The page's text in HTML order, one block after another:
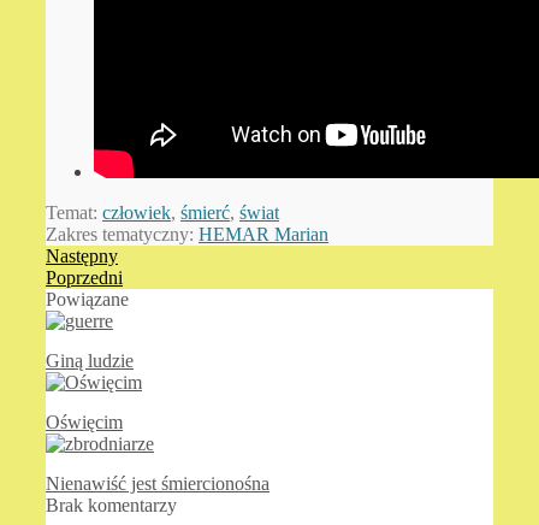
Temat: człowiek, śmierć, świat
Zakres tematyczny: HEMAR Marian
Następny
Poprzedni
Powiązane
Giną ludzie
Oświęcim
Nienawiść jest śmiercionośna
Brak komentarzy